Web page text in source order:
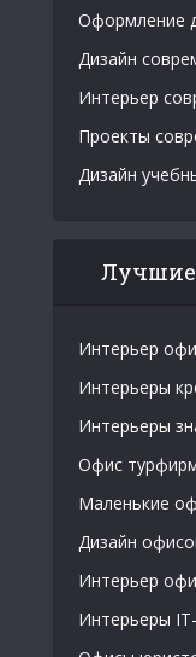
Оформление
Дизайн
Интерьер
Проекты
Дизайн
Лучшие
Интерьер
Интерьеры
Интерьеры
Офис
Маленькие
Дизайн
Интерьер
Интерьеры